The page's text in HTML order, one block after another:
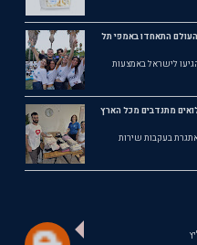
מרחבי העולם התאחדו באמפי תל
לישראל באמצעות
מתנדבים מכל הארץ
בעקבות שירות